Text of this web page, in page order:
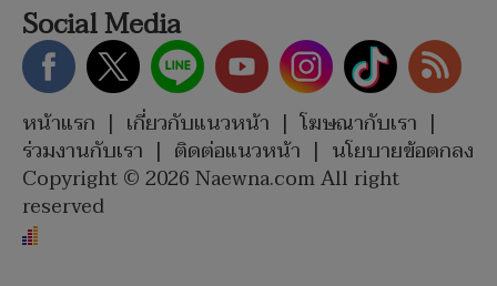
Social Media
หน้าแรก | เกี่ยวกับแนวหน้า | โฆษณากับเรา |
ร่วมงานกับเรา | ติดต่อแนวหน้า | นโยบายข้อตกลง
Copyright © 2026 Naewna.com All right
reserved